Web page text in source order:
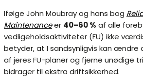
Ifølge John Moubray og hans bog
Maintenanceer 40–60 % af alle
vedligeholdsaktiviteter (FU) ikke
betyder, at I sandsynligvis kan ændre
af jeres FU-planer og fjerne unødige
bidrager til ekstra driftsikkerhed.